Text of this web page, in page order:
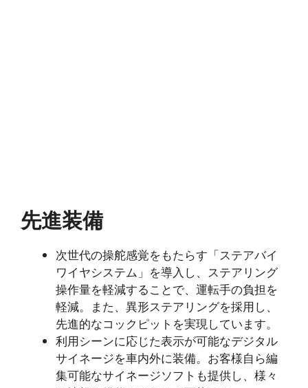
先進装備
次世代の操舵感覚をもたらす「ステアバイ
ワイヤシステム」を導入し、ステアリング
操作量を軽減することで、運転手の負担を
軽減。また、異形ステアリングを採用し、
先進的なコックピットを実現しています。
利用シーンに応じた表示が可能なデジタル
サイネージを車内外に装備。お客様自ら編
集可能なサイネージソフトも提供し、様々